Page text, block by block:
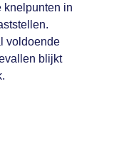
knelpunten in
voldoende
blijkt